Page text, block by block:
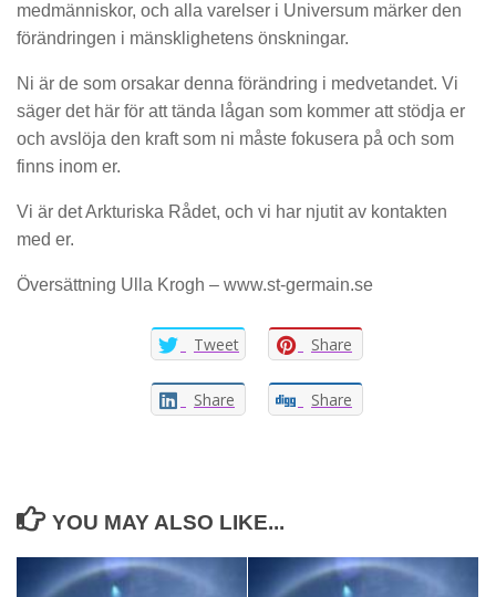
medmänniskor, och alla varelser i Universum märker den
förändringen i mänsklighetens önskningar.
Ni är de som orsakar denna förändring i medvetandet. Vi
säger det här för att tända lågan som kommer att stödja er
och avslöja den kraft som ni måste fokusera på och som
finns inom er.
Vi är det Arkturiska Rådet, och vi har njutit av kontakten
med er.
Översättning Ulla Krogh – www.st-germain.se
Tweet Share
Share Share
YOU MAY ALSO LIKE...